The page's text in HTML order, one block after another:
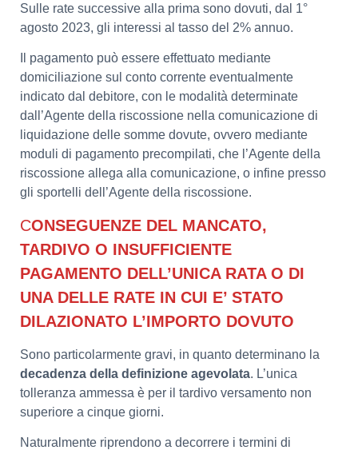
Sulle rate successive alla prima sono dovuti, dal 1°
agosto 2023, gli interessi al tasso del 2% annuo.
Il pagamento può essere effettuato mediante
domiciliazione sul conto corrente eventualmente
indicato dal debitore, con le modalità determinate
dall’Agente della riscossione nella comunicazione di
liquidazione delle somme dovute, ovvero mediante
moduli di pagamento precompilati, che l’Agente della
riscossione allega alla comunicazione, o infine presso
gli sportelli dell’Agente della riscossione.
CONSEGUENZE DEL MANCATO,
TARDIVO O INSUFFICIENTE
PAGAMENTO DELL’UNICA RATA O DI
UNA DELLE RATE IN CUI E’ STATO
DILAZIONATO L’IMPORTO DOVUTO
Sono particolarmente gravi, in quanto determinano la
decadenza della definizione agevolata. L’unica
tolleranza ammessa è per il tardivo versamento non
superiore a cinque giorni.
Naturalmente riprendono a decorrere i termini di